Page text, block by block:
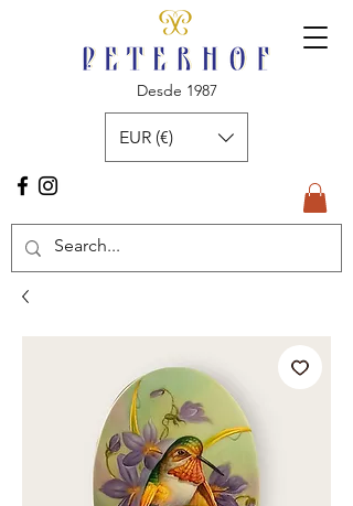
Desde 1987
EUR (€)